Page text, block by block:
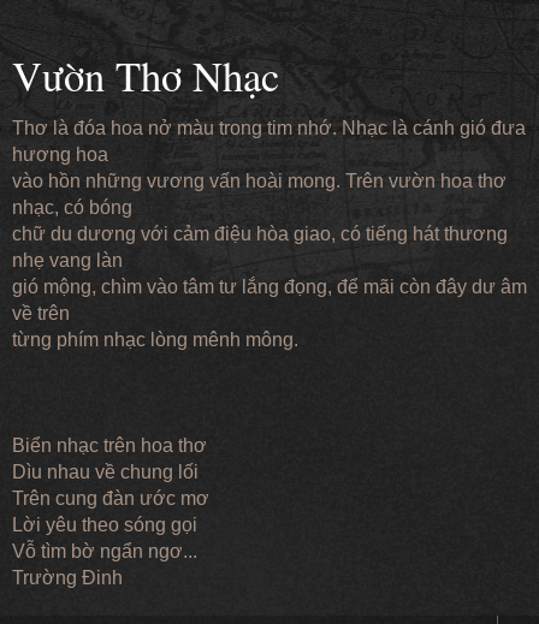
Vườn Thơ Nhạc
Thơ là đóa hoa nở màu trong tim nhớ. Nhạc là cánh gió đưa
hương hoa
vào hồn những vương vấn hoài mong. Trên vườn hoa thơ
nhạc, có bóng
chữ du dương với cảm điệu hòa giao, có tiếng hát thương
nhẹ vang làn
gió mộng, chìm vào tâm tư lắng đọng, để mãi còn đây dư âm
về trên
từng phím nhạc lòng mênh mông.
Biển nhạc trên hoa thơ
Dìu nhau về chung lối
Trên cung đàn ước mơ
Lời yêu theo sóng gọi
Vỗ tìm bờ ngẩn ngơ...
Trường Đinh